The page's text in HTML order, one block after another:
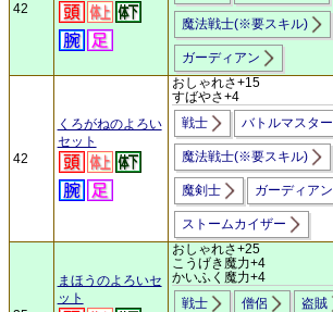
42
魔法戦士(※要スキル)
ガーディアン
42
くろがねのよろい
セット
おしゃれさ+15
すばやさ+4
戦士
バトルマスター
魔法戦士(※要スキル)
魔剣士 ガーディアン
ストームカイザー
まほうのよろいセ
ット
おしゃれさ+25
こうげき魔力+4
かいふく魔力+4
戦士
僧侶 盗賊